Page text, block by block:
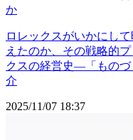
か
ロレックスがいかにし
えたのか、その戦略的
クスの経営史―「もの
介
2025/11/07 18:37